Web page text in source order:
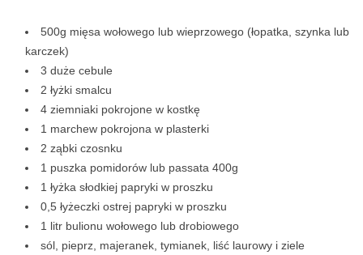
500g mięsa wołowego lub wieprzowego (łopatka, szynka lub
karczek)
3 duże cebule
2 łyżki smalcu
4 ziemniaki pokrojone w kostkę
1 marchew pokrojona w plasterki
2 ząbki czosnku
1 puszka pomidorów lub passata 400g
1 łyżka słodkiej papryki w proszku
0,5 łyżeczki ostrej papryki w proszku
1 litr bulionu wołowego lub drobiowego
sól, pieprz, majeranek, tymianek, liść laurowy i ziele